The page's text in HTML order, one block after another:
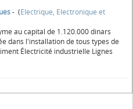
- (Electrique, Electronique et
au capital de 1.120.000 dinars
dans l'installation de tous types de
Électricité industrielle Lignes